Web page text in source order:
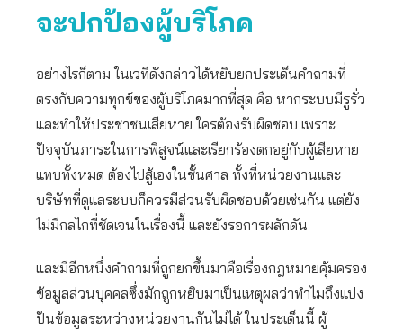
จะปกป้องผู้บริโภค
อย่างไรก็ตาม ในเวทีดังกล่าวได้หยิบยกประเด็นคำถามที่
ตรงกับความทุกข์ของผู้บริโภคมากที่สุด คือ หากระบบมีรูรั่ว
และทำให้ประชาชนเสียหาย ใครต้องรับผิดชอบ เพราะ
ปัจจุบันภาระในการพิสูจน์และเรียกร้องตกอยู่กับผู้เสียหาย
แทบทั้งหมด ต้องไปสู้เองในชั้นศาล ทั้งที่หน่วยงานและ
บริษัทที่ดูแลระบบก็ควรมีส่วนรับผิดชอบด้วยเช่นกัน แต่ยัง
ไม่มีกลไกที่ชัดเจนในเรื่องนี้ และยังรอการผลักดัน
และมีอีกหนึ่งคำถามที่ถูกยกขึ้นมาคือเรื่องกฎหมายคุ้มครอง
ข้อมูลส่วนบุคคลซึ่งมักถูกหยิบมาเป็นเหตุผลว่าทำไมถึงแบ่ง
ปันข้อมูลระหว่างหน่วยงานกันไม่ได้ ในประเด็นนี้ ผู้